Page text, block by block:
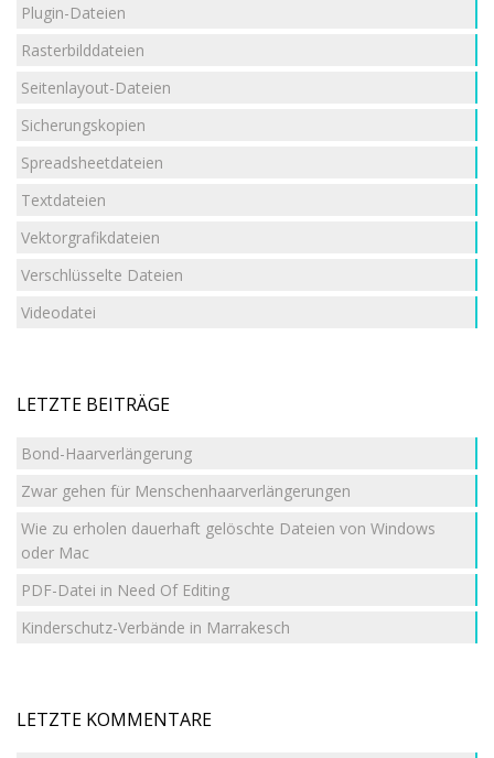
Plugin-Dateien
Rasterbilddateien
Seitenlayout-Dateien
Sicherungskopien
Spreadsheetdateien
Textdateien
Vektorgrafikdateien
Verschlüsselte Dateien
Videodatei
LETZTE BEITRÄGE
Bond-Haarverlängerung
Zwar gehen für Menschenhaarverlängerungen
Wie zu erholen dauerhaft gelöschte Dateien von Windows
oder Mac
PDF-Datei in Need Of Editing
Kinderschutz-Verbände in Marrakesch
LETZTE KOMMENTARE